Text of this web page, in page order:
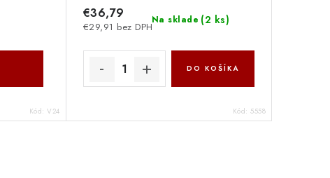
Kód: V24
Na sklade (2 ks)
€29,91 bez DPH
€36,79
DO KOŠÍKA
Kód: 5558